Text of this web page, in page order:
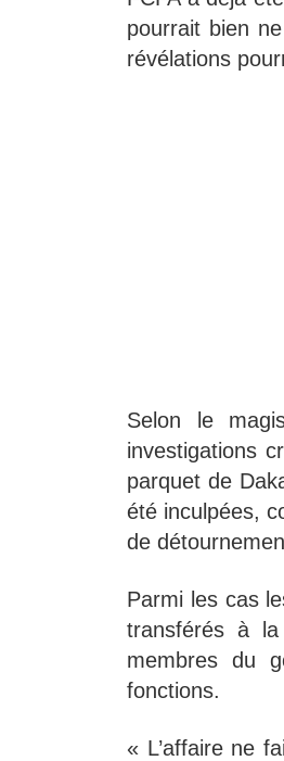
pourrait bien
révélations
Selon le
investigations
parquet de
été inculpées,
de
Parmi les cas
transférés à
membres du
fonctions.
« L’affaire ne